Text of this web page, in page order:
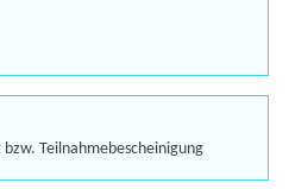
Teilnahmebescheinigung